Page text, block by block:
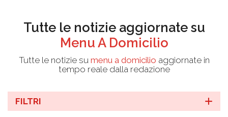
Tutte le notizie aggiornate su
Menu A Domicilio
Tutte le notizie su menu a domicilio aggiornate in
tempo reale dalla redazione
FILTRI